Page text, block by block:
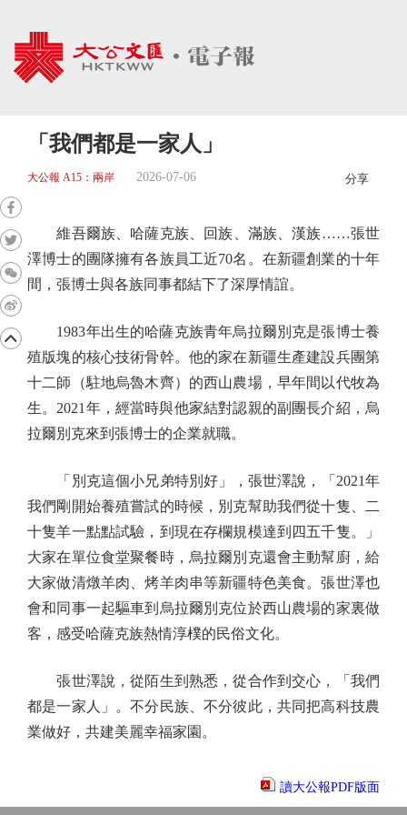
「我們都是一家人」
大公報 A15：兩岸 2026-07-06 分享
維吾爾族、哈薩克族、回族、滿族、漢族……張世
澤博士的團隊擁有各族員工近70名。在新疆創業的十年
間，張博士與各族同事都結下了深厚情誼。
1983年出生的哈薩克族青年烏拉爾別克是張博士養
殖版塊的核心技術骨幹。他的家在新疆生產建設兵團第
十二師（駐地烏魯木齊）的西山農場，早年間以代牧為
生。2021年，經當時與他家結對認親的副團長介紹，烏
拉爾別克來到張博士的企業就職。
「別克這個小兄弟特別好」，張世澤說，「2021年
我們剛開始養殖嘗試的時候，別克幫助我們從十隻、二
十隻羊一點點試驗，到現在存欄規模達到四五千隻。」
大家在單位食堂聚餐時，烏拉爾別克還會主動幫廚，給
大家做清燉羊肉、烤羊肉串等新疆特色美食。張世澤也
會和同事一起驅車到烏拉爾別克位於西山農場的家裏做
客，感受哈薩克族熱情淳樸的民俗文化。
張世澤說，從陌生到熟悉，從合作到交心，「我們
都是一家人」。不分民族、不分彼此，共同把高科技農
業做好，共建美麗幸福家園。
讀大公報PDF版面